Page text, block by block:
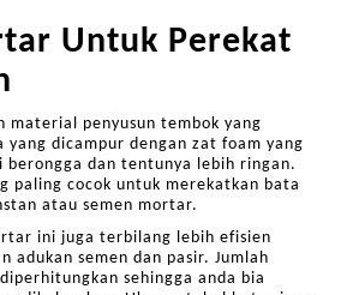
Untuk Perekat
material penyusun tembok yang
dicampur dengan zat foam yang
berongga dan tentunya lebih ringan.
paling cocok untuk merekatkan bata
atau semen mortar.
ini juga terbilang lebih efisien
adukan semen dan pasir. Jumlah
sehingga anda bia